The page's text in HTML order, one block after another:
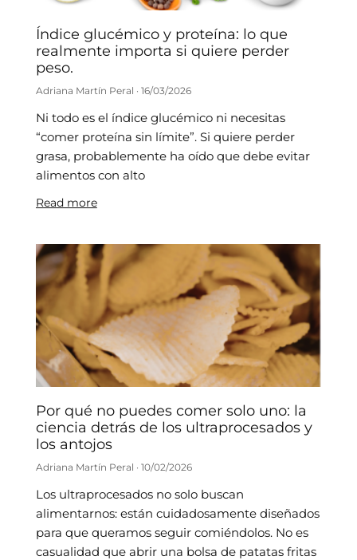
Índice glucémico y proteína: lo que
realmente importa si quiere perder
peso.
Adriana Martín Peral 16/03/2026
Ni todo es el índice glucémico ni necesitas
“comer proteína sin límite”. Si quiere perder
grasa, probablemente ha oído que debe evitar
alimentos con alto
Read more
Por qué no puedes comer solo uno: la
ciencia detrás de los ultraprocesados y
los antojos
Adriana Martín Peral 10/02/2026
Los ultraprocesados no solo buscan
alimentarnos: están cuidadosamente diseñados
para que queramos seguir comiéndolos. No es
casualidad que abrir una bolsa de patatas fritas